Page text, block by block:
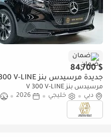
ضمان
$ 84,700
جديدة مرسيدس بنز V 300 V-LINE
مرسيدس بنز V 300 V-LINE
دبي
خليجي 2026